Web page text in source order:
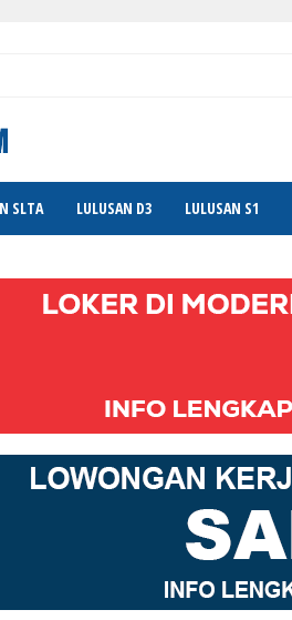
SLTA LULUSAN D3 LULUSAN S1